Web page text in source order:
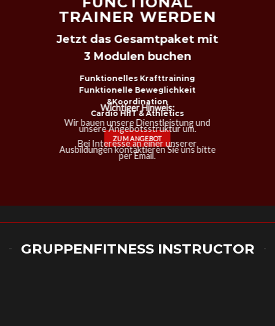
TRAINER WERDEN
Jetzt das Gesamtpaket mit
3 Modulen buchen
Funktionelles Krafttraining
Funktionelle Beweglichkeit
&Koordination
Cardio HIIT & Athletics
ZUM ANGEBOT
Wichtiger Hinweis:
Wir bauen unsere Dienstleistung und
unsere Angebotsstruktur um.
Bei Interesse an einer unserer
Ausbildungen kontaktieren Sie uns bitte
per Email.
GRUPPENFITNESS INSTRUCTOR